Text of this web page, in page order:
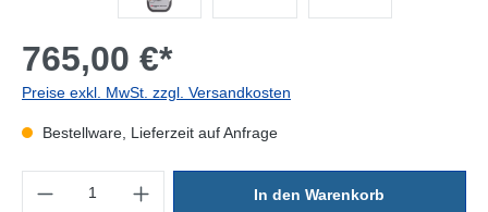
765,00 €*
Preise exkl. MwSt. zzgl. Versandkosten
Bestellware, Lieferzeit auf Anfrage
In den Warenkorb